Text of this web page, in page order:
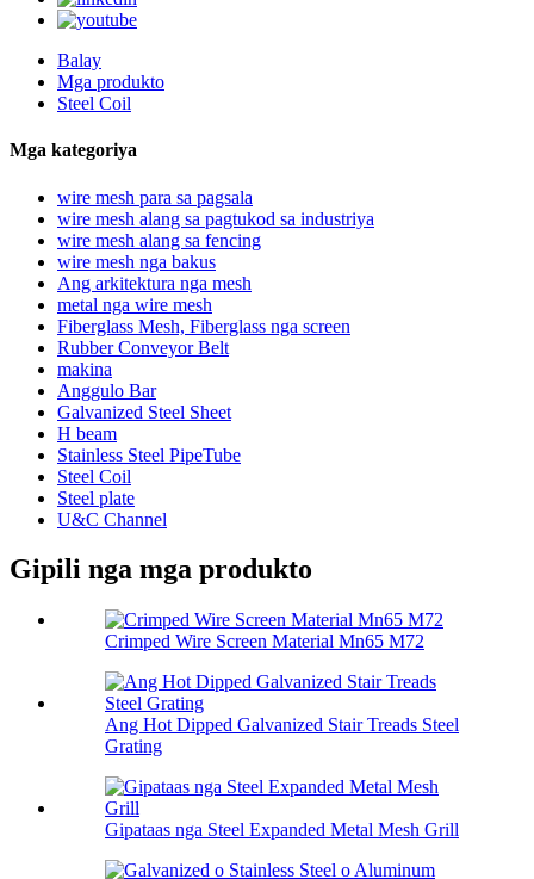
Balay
Mga produkto
Steel Coil
Mga kategoriya
wire mesh para sa pagsala
wire mesh alang sa pagtukod sa industriya
wire mesh alang sa fencing
wire mesh nga bakus
Ang arkitektura nga mesh
metal nga wire mesh
Fiberglass Mesh, Fiberglass nga screen
Rubber Conveyor Belt
makina
Anggulo Bar
Galvanized Steel Sheet
H beam
Stainless Steel PipeTube
Steel Coil
Steel plate
U&C Channel
Gipili nga mga produkto
Crimped Wire Screen Material Mn65 M72
Ang Hot Dipped Galvanized Stair Treads Steel
Grating
Gipataas nga Steel Expanded Metal Mesh Grill